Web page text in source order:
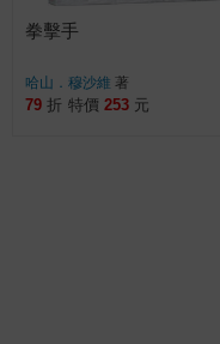
拳擊手
哈山．穆沙維 著
79 折 特價 253 元